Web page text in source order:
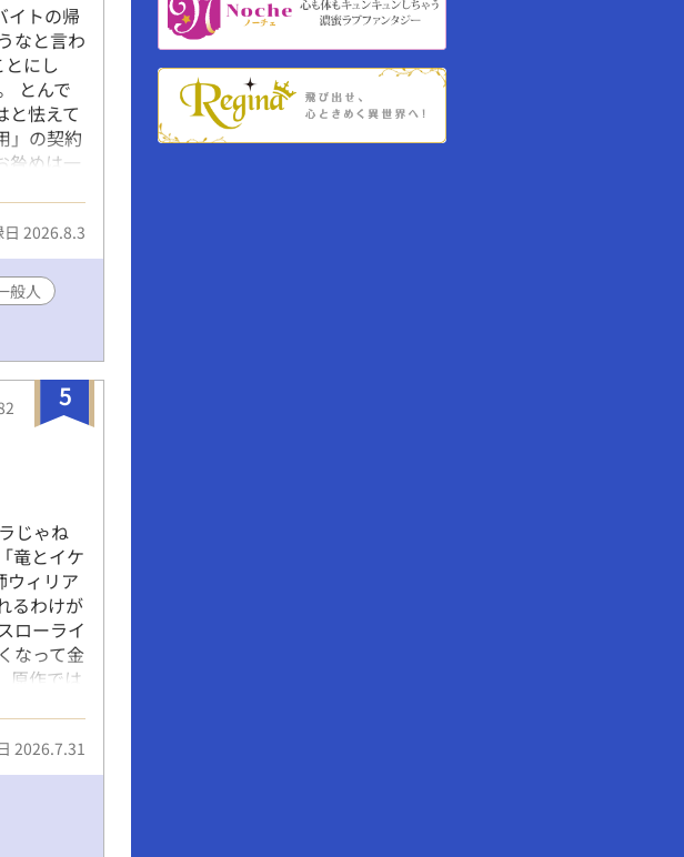
イトの帰
なと言わ
にし
とんで
と怯えて
」の契約
咎めは一
てき
いと言っ
●一日二
た短いお
いたし
日 2026.8.3
般人
5
じゃね
竜とイケ
ウィリア
るわけが
ローライ
なって金
作では
って、
のに、ど
白おかし
日投稿
ってか
2026.7.31